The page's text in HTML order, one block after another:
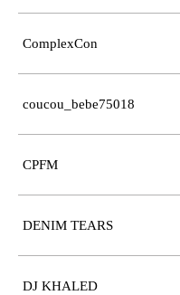
ComplexCon
coucou_bebe75018
CPFM
DENIM TEARS
DJ KHALED